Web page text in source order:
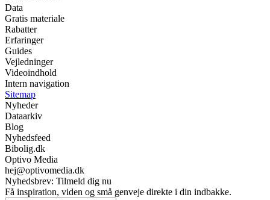
Data
Gratis materiale
Rabatter
Erfaringer
Guides
Vejledninger
Videoindhold
Intern navigation
Sitemap
Nyheder
Dataarkiv
Blog
Nyhedsfeed
Bibolig.dk
Optivo Media
hej@optivomedia.dk
Nyhedsbrev: Tilmeld dig nu
Få inspiration, viden og små genveje direkte i din indbakke.